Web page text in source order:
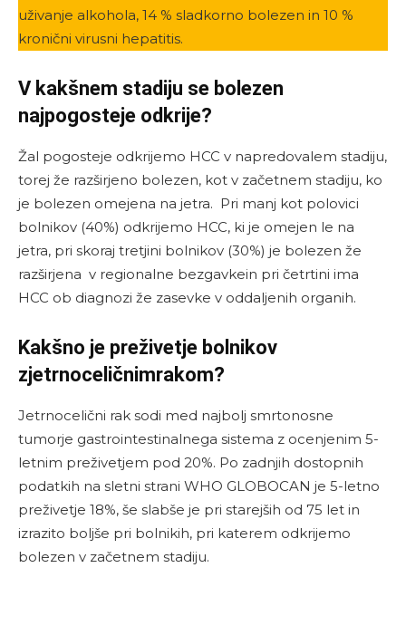
uživanje alkohola, 14 % sladkorno bolezen in 10 %
kronični virusni hepatitis.
V kakšnem stadiju se bolezen
najpogosteje odkrije?
Žal pogosteje odkrijemo HCC v napredovalem stadiju,
torej že razširjeno bolezen, kot v začetnem stadiju, ko
je bolezen omejena na jetra. Pri manj kot polovici
bolnikov (40%) odkrijemo HCC, ki je omejen le na
jetra, pri skoraj tretjini bolnikov (30%) je bolezen že
razširjena v regionalne bezgavkein pri četrtini ima
HCC ob diagnozi že zasevke v oddaljenih organih.
Kakšno je preživetje bolnikov
zjetrnoceličnimrakom?
Jetrnocelični rak sodi med najbolj smrtonosne
tumorje gastrointestinalnega sistema z ocenjenim 5-
letnim preživetjem pod 20%. Po zadnjih dostopnih
podatkih na sletni strani WHO GLOBOCAN je 5-letno
preživetje 18%, še slabše je pri starejših od 75 let in
izrazito boljše pri bolnikih, pri katerem odkrijemo
bolezen v začetnem stadiju.